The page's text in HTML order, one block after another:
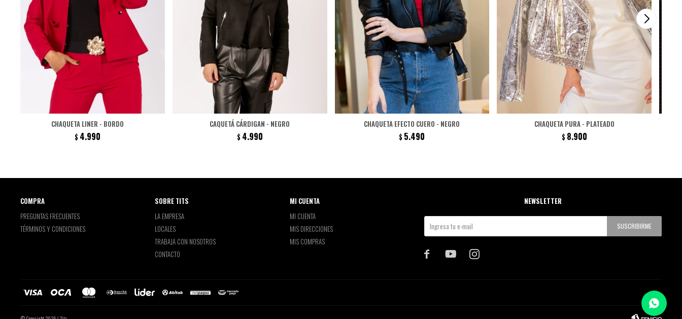
CHAQUETA LINER - BORDO
$ 4.990
CAQUETÁ CÁRDIGAN - NEGRO
$ 4.990
CHAQUETA EFECTO CUERO - NEGRO
$ 5.490
CHAQUETA PURA - PLATEADO
$ 8.900
SOBRE TITS
LA EMPRESA
LOCALES
TRABAJA CON NOSOTROS
CONTACTO
COMPRA
PREGUNTAS FRECUENTES
TÉRMINOS Y CONDICIONES
MI CUENTA
MI CUENTA
MIS DIRECCIONES
MIS COMPRAS
NEWSLETTER
SUSCRIBIRME
  